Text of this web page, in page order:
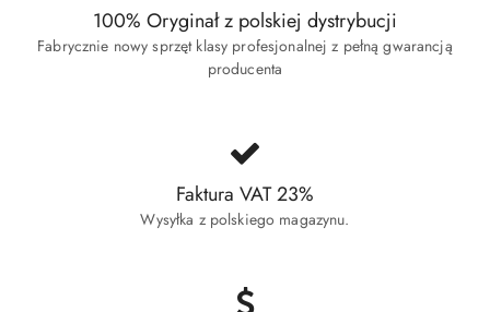
100% Oryginał z polskiej dystrybucji
Fabrycznie nowy sprzęt klasy profesjonalnej z pełną gwarancją
producenta
Faktura VAT 23%
Wysyłka z polskiego magazynu.